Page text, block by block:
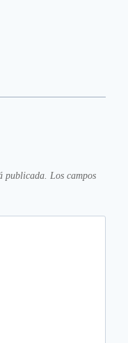
publicada. Los campos